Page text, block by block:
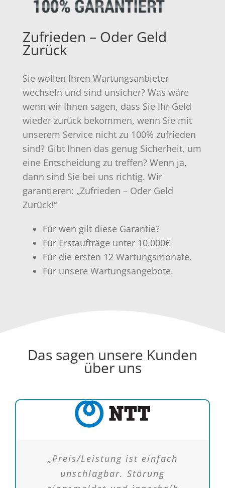
Zufrieden – Oder Geld
Zurück
Sie wollen Ihren Wartungsanbieter
wechseln und sind unsicher? Was wäre
wenn wir Ihnen sagen, dass Sie Ihr Geld
wieder zurück bekommen, wenn Sie mit
unserem Service nicht zu 100% zufrieden
sind? Gibt Ihnen das genug Sicherheit, um
eine Entscheidung zu treffen? Wenn ja,
dann sind Sie bei uns richtig. Wir
garantieren: „Zufrieden – Oder Geld
Zurück!“
Für wen gilt diese Garantie?
Für Erstaufträge unter 10.000€
Für die ersten 12 Wartungsmonate.
Für unsere Wartungsangebote.
Das sagen unsere Kunden
über uns
„Preis/Leistung ist einfach
unschlagbar. Störung